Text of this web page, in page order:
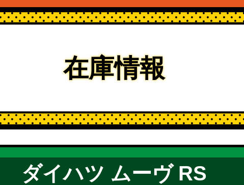
在庫情報
ダイハツ ムーヴ RS